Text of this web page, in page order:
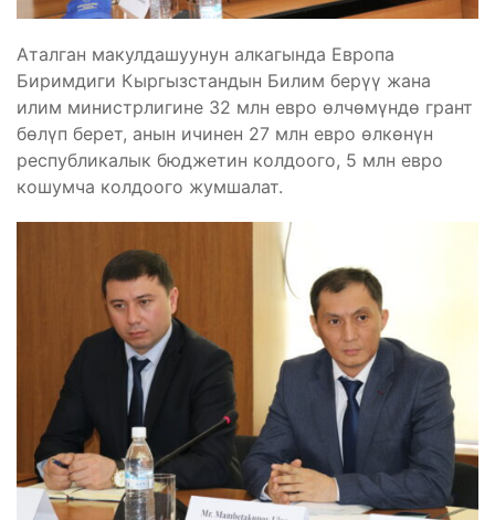
Аталган макулдашуунун алкагында Европа
Биримдиги Кыргызстандын Билим берүү жана
илим министрлигине 32 млн евро өлчөмүндө грант
бөлүп берет, анын ичинен 27 млн евро өлкөнүн
республикалык бюджетин колдоого, 5 млн евро
кошумча колдоого жумшалат.